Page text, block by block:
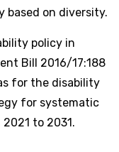
based on diversity.
policy in
Bill 2016/17:188
for the disability
for systematic
to 2031.